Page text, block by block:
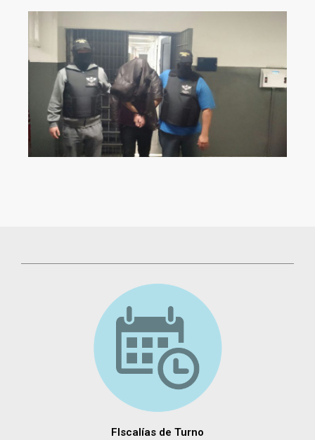
FIscalías de Turno